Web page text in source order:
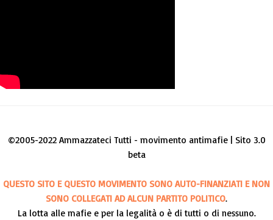
©2005-2022 Ammazzateci Tutti - movimento antimafie | Sito 3.0
beta
QUESTO SITO E QUESTO MOVIMENTO SONO AUTO-FINANZIATI E NON
SONO COLLEGATI AD ALCUN PARTITO POLITICO.
La lotta alle mafie e per la legalità o è di tutti o di nessuno.